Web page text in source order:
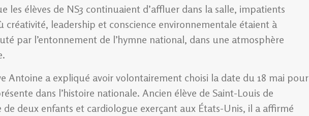
les élèves de NS3 continuaient d’affluer dans la salle, impatients
créativité, leadership et conscience environnementale étaient à
par l’entonnement de l’hymne national, dans une atmosphère
Antoine a expliqué avoir volontairement choisi la date du 18 mai pour
dans l’histoire nationale. Ancien élève de Saint-Louis de
de deux enfants et cardiologue exerçant aux États-Unis, il a affirmé